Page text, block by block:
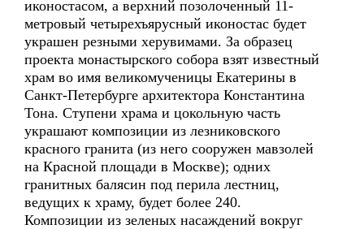
иконостасом, а верхний позолоченный 11-
метровый четырехъярусный иконостас будет
украшен резными херувимами. За образец
проекта монастырского собора взят известный
храм во имя великомученицы Екатерины в
Санкт-Петербурге архитектора Константина
Тона. Ступени храма и цокольную часть
украшают композиции из лезниковского
красного гранита (из него сооружен мавзолей
на Красной площади в Москве); одних
гранитных балясин под перила лестниц,
ведущих к храму, будет более 240.
Композиции из зеленых насаждений вокруг